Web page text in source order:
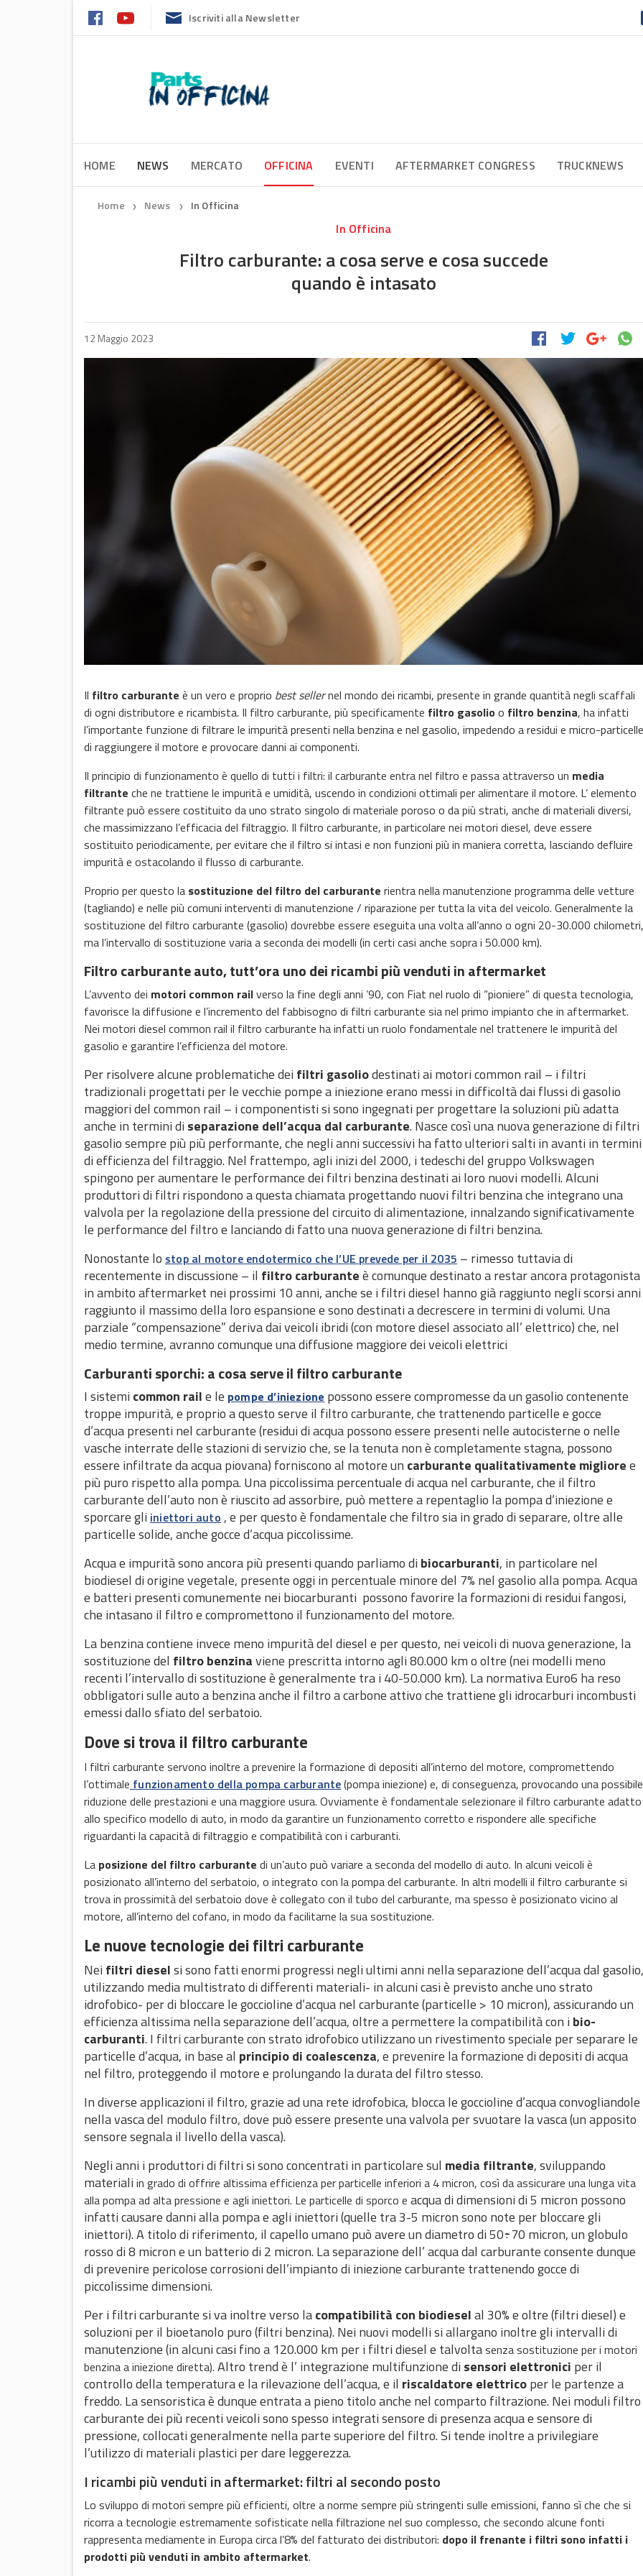
Iscriviti alla Newsletter
HOME NEWS MERCATO OFFICINA EVENTI AFTERMARKET CONGRESS TRUCKNEWS
Home ❯ News ❯ In Officina
In Officina
Filtro carburante: a cosa serve e cosa succede
quando è intasato
12 Maggio 2023
Il filtro carburante è un vero e proprio best sellernel mondo dei ricambi, presente in grande quantità negli scaffali
di ogni distributore e ricambista. Il filtro carburante, più specificamente filtro gasolio o filtro benzina, ha infatti
l’importante funzione di filtrare le impurità presenti nella benzina e nel gasolio, impedendo a residui e micro-particelle
di raggiungere il motore e provocare danni ai componenti.
Il principio di funzionamento è quello di tutti i filtri: il carburante entra nel filtro e passa attraverso un media
filtrante che ne trattiene le impurità e umidità, uscendo in condizioni ottimali per alimentare il motore. L’ elemento
filtrante può essere costituito da uno strato singolo di materiale poroso o da più strati, anche di materiali diversi,
che massimizzano l’efficacia del filtraggio. Il filtro carburante, in particolare nei motori diesel, deve essere
sostituito periodicamente, per evitare che il filtro si intasi e non funzioni più in maniera corretta, lasciando defluire
impurità e ostacolando il flusso di carburante.
Proprio per questo la sostituzione del filtro del carburante rientra nella manutenzione programma delle vetture
(tagliando) e nelle più comuni interventi di manutenzione / riparazione per tutta la vita del veicolo. Generalmente la
sostituzione del filtro carburante (gasolio) dovrebbe essere eseguita una volta all’anno o ogni 20-30.000 chilometri,
ma l’intervallo di sostituzione varia a seconda dei modelli (in certi casi anche sopra i 50.000 km).
Filtro carburante auto, tutt’ora uno dei ricambi più venduti in aftermarket
L’avvento dei motori common railverso la fine degli anni ’90, con Fiat nel ruolo di “pioniere” di questa tecnologia,
favorisce la diffusione e l’incremento del fabbisogno di filtri carburante sia nel primo impianto che in aftermarket.
Nei motori diesel common rail il filtro carburante ha infatti un ruolo fondamentale nel trattenere le impurità del
gasolio e garantire l’efficienza del motore.
Per risolvere alcune problematiche dei filtri gasoliodestinati ai motori common rail – i filtri
tradizionali progettati per le vecchie pompe a iniezione erano messi in difficoltà dai flussi di gasolio
maggiori del common rail – i componentisti si sono ingegnati per progettare la soluzioni più adatta
anche in termini di separazione dell’acqua dal carburante. Nasce così una nuova generazione di filtri
gasolio sempre più più performante, che negli anni successivi ha fatto ulteriori salti in avanti in termini
di efficienza del filtraggio. Nel frattempo, agli inizi del 2000, i tedeschi del gruppo Volkswagen
spingono per aumentare le performance dei filtri benzina destinati ai loro nuovi modelli. Alcuni
produttori di filtri rispondono a questa chiamata progettando nuovi filtri benzina che integrano una
valvola per la regolazione della pressione del circuito di alimentazione, innalzando significativamente
le performance del filtro e lanciando di fatto una nuova generazione di filtri benzina.
Nonostante lo stop al motore endotermico che l’UE prevede per il 2035 – rimesso tuttavia di
recentemente in discussione – il filtro carburanteè comunque destinato a restar ancora protagonista
in ambito aftermarket nei prossimi 10 anni, anche se i filtri diesel hanno già raggiunto negli scorsi anni
raggiunto il massimo della loro espansione e sono destinati a decrescere in termini di volumi. Una
parziale “compensazione” deriva dai veicoli ibridi (con motore diesel associato all’ elettrico) che, nel
medio termine, avranno comunque una diffusione maggiore dei veicoli elettrici
Carburanti sporchi: a cosa serve il filtro carburante
I sistemi common raile le pompe d’iniezione possono essere compromesse da un gasolio contenente
troppe impurità, e proprio a questo serve il filtro carburante, che trattenendo particelle e gocce
d’acqua presenti nel carburante (residui di acqua possono essere presenti nelle autocisterne o nelle
vasche interrate delle stazioni di servizio che, se la tenuta non è completamente stagna, possono
essere infiltrate da acqua piovana) forniscono al motore un carburante qualitativamente miglioree
più puro rispetto alla pompa. Una piccolissima percentuale di acqua nel carburante, che il filtro
carburante dell’auto non è riuscito ad assorbire, può mettere a repentaglio la pompa d’iniezione e
sporcare gli iniettori auto , e per questo è fondamentale che filtro sia in grado di separare, oltre alle
particelle solide, anche gocce d’acqua piccolissime.
Acqua e impurità sono ancora più presenti quando parliamo di biocarburanti, in particolare nel
biodiesel di origine vegetale, presente oggi in percentuale minore del 7% nel gasolio alla pompa. Acqua
e batteri presenti comunemente nei biocarburanti possono favorire la formazioni di residui fangosi,
che intasano il filtro e compromettono il funzionamento del motore.
La benzina contiene invece meno impurità del diesel e per questo, nei veicoli di nuova generazione, la
sostituzione del filtro benzinaviene prescritta intorno agli 80.000 km o oltre (nei modelli meno
recenti l’intervallo di sostituzione è generalmente tra i 40-50.000 km). La normativa Euro6 ha reso
obbligatori sulle auto a benzina anche il filtro a carbone attivo che trattiene gli idrocarburi incombusti
emessi dallo sfiato del serbatoio.
Dove si trova il filtro carburante
I filtri carburante servono inoltre a prevenire la formazione di depositi all’interno del motore, compromettendo
l’ottimale funzionamento della pompa carburante(pompa iniezione) e, di conseguenza, provocando una possibile
riduzione delle prestazioni e una maggiore usura. Ovviamente è fondamentale selezionare il filtro carburante adatto
allo specifico modello di auto, in modo da garantire un funzionamento corretto e rispondere alle specifiche
riguardanti la capacità di filtraggio e compatibilità con i carburanti.
La posizione del filtro carburante di un’auto può variare a seconda del modello di auto. In alcuni veicoli è
posizionato all’interno del serbatoio, o integrato con la pompa del carburante. In altri modelli il filtro carburante si
trova in prossimità del serbatoio dove è collegato con il tubo del carburante, ma spesso è posizionato vicino al
motore, all’interno del cofano, in modo da facilitarne la sua sostituzione.
Le nuove tecnologie dei filtri carburante
Nei filtri dieselsi sono fatti enormi progressi negli ultimi anni nella separazione dell’acqua dal gasolio,
utilizzando media multistrato di differenti materiali- in alcuni casi è previsto anche uno strato
idrofobico- per di bloccare le goccioline d’acqua nel carburante (particelle > 10 micron), assicurando un
efficienza altissima nella separazione dell’acqua, oltre a permettere la compatibilità con i bio-
carburanti. I filtri carburante con strato idrofobico utilizzano un rivestimento speciale per separare le
particelle d’acqua, in base al principio di coalescenza, e prevenire la formazione di depositi di acqua
nel filtro, proteggendo il motore e prolungando la durata del filtro stesso.
In diverse applicazioni il filtro, grazie ad una rete idrofobica, blocca le goccioline d’acqua convogliandole
nella vasca del modulo filtro, dove può essere presente una valvola per svuotare la vasca (un apposito
sensore segnala il livello della vasca).
Negli anni i produttori di filtri si sono concentrati in particolare sul media filtrante, sviluppando
materiali in grado di offrire altissima efficienza per particelle inferiori a 4 micron, così da assicurare una lunga vita
alla pompa ad alta pressione e agli iniettori. Le particelle di sporco e acqua di dimensioni di 5 micron possono
infatti causare danni alla pompa e agli iniettori (quelle tra 3-5 micron sono note per bloccare gli
iniettori). A titolo di riferimento, il capello umano può avere un diametro di 50÷70 micron, un globulo
rosso di 8 micron e un batterio di 2 micron. Laseparazione dell’ acqua dal carburante consente dunque
di prevenire pericolose corrosioni dell’impianto di iniezione carburante trattenendo gocce di
piccolissime dimensioni.
Per i filtri carburantesi va inoltre verso lacompatibilità con biodieselal 30% e oltre (filtri diesel) e
soluzioni per il bioetanolo puro (filtri benzina). Nei nuovi modelli si allargano inoltre gli intervalli di
manutenzione (in alcuni casi fino a 120.000 km per i filtri diesel e talvoltasenza sostituzione per i motori
benzina a iniezione diretta). Altro trend è l’ integrazione multifunzione di sensori elettronici per il
controllo della temperatura e la rilevazione dell’acqua, e il riscaldatore elettricoper le partenze a
freddo. La sensoristica è dunque entrata a pieno titolo anche nel comparto filtrazione. Nei moduli filtro
carburante dei più recenti veicoli sono spesso integrati sensore di presenza acqua e sensore di
pressione, collocati generalmente nella parte superiore del filtro. Si tende inoltre a privilegiare
l’utilizzo di materiali plastici per dare leggerezza.
I ricambi più venduti in aftermarket: filtri al secondo posto
Lo sviluppo di motori sempre più efficienti, oltre a norme sempre più stringenti sulle emissioni, fanno sì che che si
ricorra a tecnologie estremamente sofisticate nella filtrazione nel suo complesso, che secondo alcune fonti
rappresenta mediamente in Europa circa l’8% del fatturato dei distributori: dopo il frenante i filtri sono infatti i
prodotti più venduti in ambito aftermarket.